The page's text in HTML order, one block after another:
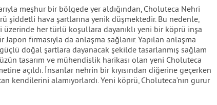
meşhur bir bölgede yer aldığından, Choluteca Nehri
şiddetli hava şartlarına yenik düşmektedir. Bu nedenle,
üzerinde her türlü koşullara dayanıklı yeni bir köprü inşa
firmasıyla da anlaşma sağlanır. Yapılan anlaşma
doğal şartlara dayanacak şekilde tasarlanmış sağlam
tasarım ve mühendislik harikası olan yeni Choluteca
açıldı. İnsanlar nehrin bir kıyısından diğerine geçerken
kendilerini alamıyorlardı. Yeni köprü, Choluteca’nın gurur